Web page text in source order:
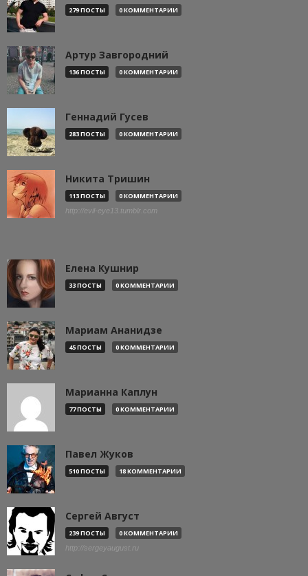
279 ПОСТЫ 0 КОММЕНТАРИИ
Артур Завгородний
136 ПОСТЫ 0 КОММЕНТАРИИ
Геннадий Гусев
283 ПОСТЫ 0 КОММЕНТАРИИ
Никита Тришин
113 ПОСТЫ 0 КОММЕНТАРИИ
http://evil-eye13.tumblr.com
Елена Кушнир
33 ПОСТЫ 0 КОММЕНТАРИИ
Мариам Ананидзе
45 ПОСТЫ 0 КОММЕНТАРИИ
Марианна Каплун
77 ПОСТЫ 0 КОММЕНТАРИИ
Павел Жуков
510 ПОСТЫ 18 КОММЕНТАРИИ
Сергей Август
239 ПОСТЫ 0 КОММЕНТАРИИ
http://sergeyaugust.ru